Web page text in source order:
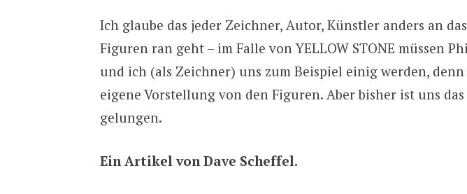
Ich glaube das jeder Zeichner, Autor, Künstler anders an
Figuren ran geht – im Falle von YELLOW STONE müssen
und ich (als Zeichner) uns zum Beispiel einig werden,
eigene Vorstellung von den Figuren. Aber bisher ist uns
gelungen.
Ein Artikel von Dave Scheffel.